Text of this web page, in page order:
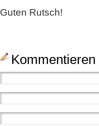
Guten Rutsch!